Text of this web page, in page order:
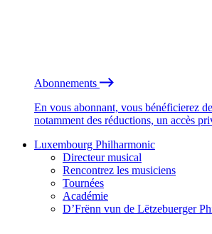
Abonnements
En vous abonnant, vous bénéficierez
notamment des réductions, un accès
Luxembourg Philharmonic
Directeur musical
Rencontrez les musiciens
Tournées
Académie
D’Frënn vun de Lëtzebuerger